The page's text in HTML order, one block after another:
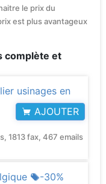
le prix du
est plus avantageux
complète et
usinages en
AJOUTER
1813 fax, 467 emails
-30%